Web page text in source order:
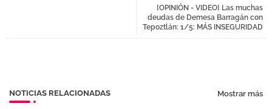
atsa[OPINIÓN - VIDEO] Las muchas
deudas de Demesa Barragán con
Tepoztlán: 1/5: MÁS INSEGURIDAD
NOTICIAS RELACIONADAS Mostrar más